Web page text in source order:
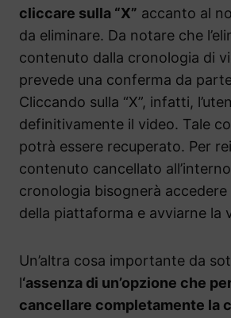
cliccare sulla “X” accanto al
da eliminare. Da notare che
contenuto dalla cronologia di
prevede una conferma da
Cliccando sulla “X”, infatti,
definitivamente il video. Tale
potrà essere recuperato. Per
contenuto cancellato
cronologia bisognerà
della piattaforma e avviarne la
Un’altra cosa importante da
l‘assenza di un’opzione che
cancellare completamente la